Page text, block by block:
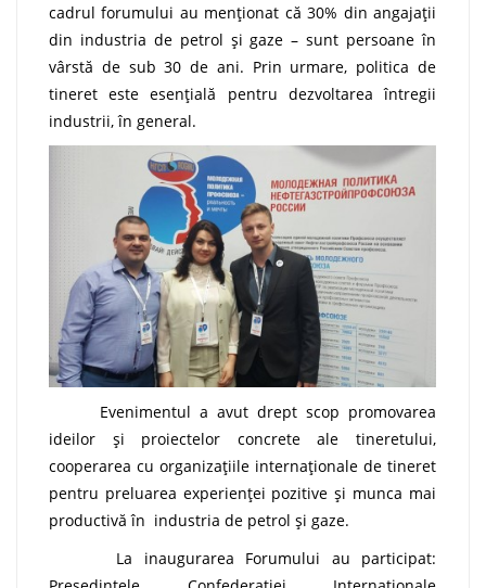
cadrul forumului au menționat că 30% din angajații
din industria de petrol și gaze – sunt persoane în
vârstă de sub 30 de ani. Prin urmare, politica de
tineret este esențială pentru dezvoltarea întregii
industrii, în general.
Evenimentul a avut drept scop promovarea
ideilor şi proiectelor concrete ale tineretului,
cooperarea cu organizaţiile internaţionale de tineret
pentru preluarea experienţei pozitive şi munca mai
productivă în industria de petrol și gaze.
La inaugurarea Forumului au participat: